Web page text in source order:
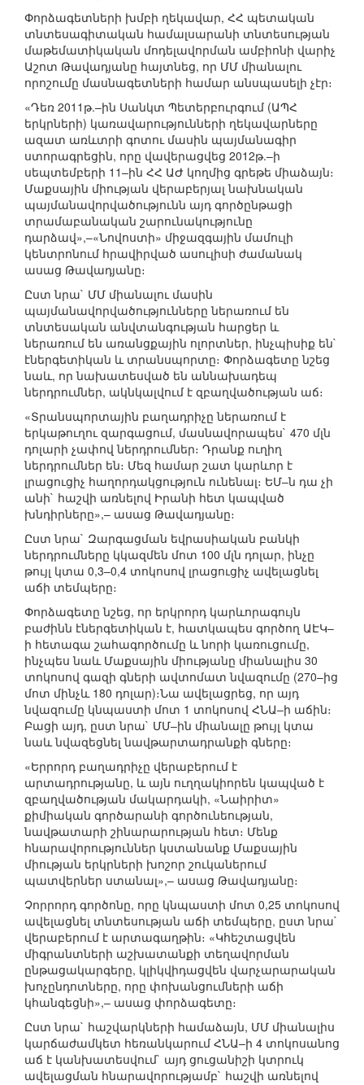
Փորձագետների խմբի ղեկավար, ՀՀ պետական
տնտեսագիտական համալսարանի տնտեսության
մաթեմատիկական մոդելավորման ամբիոնի վարիչ
Աշոտ Թավադյանը հայտնեց, որ ՄՄ միանալու
որոշումը մասնագետների համար անսպասելի չէր։
«Դեռ 2011թ.–ին Սանկտ Պետերբուրգում (ԱՊՀ
երկրների) կառավարությունների ղեկավարները
ազատ առևտրի գոտու մասին պայմանագիր
ստորագրեցին, որը վավերացվեց 2012թ.–ի
սեպտեմբերի 11–ին ՀՀ ԱԺ կողմից գրեթե միաձայն։
Մաքսային միության վերաբերյալ նախնական
պայմանավորվածությունն այդ գործընթացի
տրամաբանական շարունակությունը
դարձավ»,–«Նովոստի» միջազգային մամուլի
կենտրոնում հրավիրված ասուլիսի ժամանակ
ասաց Թավադյանը։
Ըստ նրա` ՄՄ միանալու մասին
պայմանավորվածությունները ներառում են
տնտեսական անվտանգության հարցեր և
ներառում են առանցքային ոլորտներ, ինչպիսիք են`
էներգետիկան և տրանսպորտը։ Փորձագետը նշեց
նաև, որ նախատեսված են աննախադեպ
ներդրումներ, ակնկալվում է զբաղվածության աճ։
«Տրանսպորտային բաղադրիչը ներառում է
երկաթուղու զարգացում, մասնավորապես` 470 մլն
դոլարի չափով ներդրումներ։ Դրանք ուղիղ
ներդրումներ են։ Մեզ համար շատ կարևոր է
լրացուցիչ հաղորդակցություն ունենալ։ ԵՄ–ն դա չի
անի` հաշվի առնելով Իրանի հետ կապված
խնդիրները»,– ասաց Թավադյանը։
Ըստ նրա` Զարգացման եվրասիական բանկի
ներդրումները կկազմեն մոտ 100 մլն դոլար, ինչը
թույլ կտա 0,3–0,4 տոկոսով լրացուցիչ ավելացնել
աճի տեմպերը։
Փորձագետը նշեց, որ երկրորդ կարևորագույն
բաժինն էներգետիկան է, հատկապես գործող ԱԷԿ–
ի հետագա շահագործումը և նորի կառուցումը,
ինչպես նաև Մաքսային միությանը միանալիս 30
տոկոսով գազի գների ավտոմատ նվազումը (270–ից
մոտ մինչև 180 դոլար)։Նա ավելացրեց, որ այդ
նվազումը կնպաստի մոտ 1 տոկոսով ՀՆԱ–ի աճին։
Բացի այդ, ըստ նրա` ՄՄ–ին միանալը թույլ կտա
նաև նվազեցնել նավթարտադրանքի գները։
«Երրորդ բաղադրիչը վերաբերում է
արտադրությանը, և այն ուղղակիորեն կապված է
զբաղվածության մակարդակի, «Նաիրիտ»
քիմիական գործարանի գործունեության,
նավթատարի շինարարության հետ։ Մենք
հնարավորություններ կստանանք Մաքսային
միության երկրների խոշոր շուկաներում
պատվերներ ստանալ»,– ասաց Թավադյանը։
Չորրորդ գործոնը, որը կնպաստի մոտ 0,25 տոկոսով
ավելացնել տնտեսության աճի տեմպերը, ըստ նրա`
վերաբերում է արտագաղթին։ «Կհեշտացվեն
միգրանտների աշխատանքի տեղավորման
ընթացակարգերը, կլիկվիդացվեն վարչարարական
խոչընդոտները, որը փոխանցումների աճի
կհանգեցնի»,– ասաց փորձագետը։
Ըստ նրա` հաշվարկների համաձայն, ՄՄ միանալիս
կարճաժամկետ հեռանկարում ՀՆԱ–ի 4 տոկոսանոց
աճ է կանխատեսվում` այդ ցուցանիշի կտրուկ
ավելացման հնարավորությամբ` հաշվի առնելով